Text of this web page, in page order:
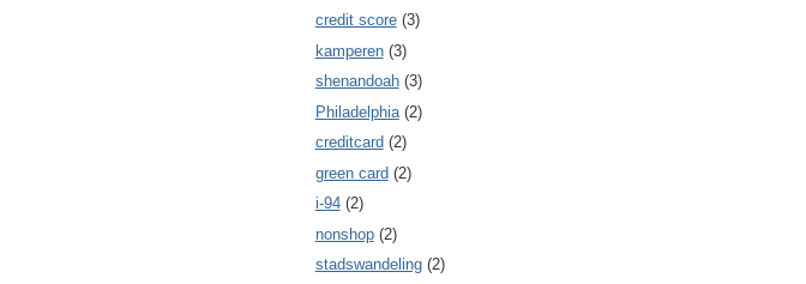
credit score (3)
kamperen (3)
shenandoah (3)
Philadelphia (2)
creditcard (2)
green card (2)
i-94 (2)
nonshop (2)
stadswandeling (2)